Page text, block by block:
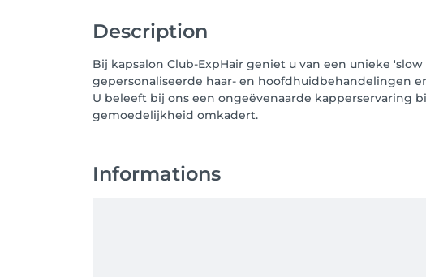
Description
Bij kapsalon Club-ExpHair geniet u van een unieke
gepersonaliseerde haar- en hoofdhuidbehandelingen
U beleeft bij ons een ongeëvenaarde kapperservaring
gemoedelijkheid omkadert.
Informations